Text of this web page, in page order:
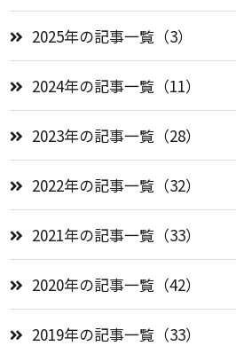
2025年の記事一覧（3）
2024年の記事一覧（11）
2023年の記事一覧（28）
2022年の記事一覧（32）
2021年の記事一覧（33）
2020年の記事一覧（42）
2019年の記事一覧（33）